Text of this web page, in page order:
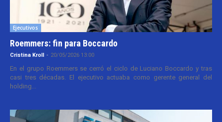
Ejecutivos
Roemmers: fin para Boccardo
Cristina Kroll - 20/05/2026 13:00
En el grupo Roemmers se cerró el ciclo de Luciano Boccardo y tras
casi tres décadas. El ejecutivo actuaba como gerente general del
holding...